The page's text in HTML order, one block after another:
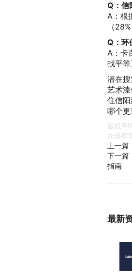
Q：信
A：根
（
Q：环
A：卡
找平
潜在
艺术
住信
哪个
版权声
及侵权
上一篇
下一篇
指南
最新